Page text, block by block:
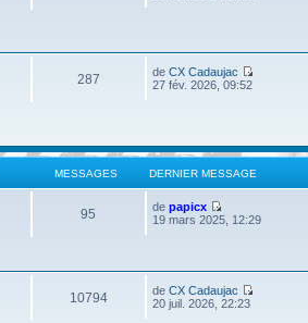
287 deCX Cadaujac
27 fév. 2026, 09:52
MESSAGES DERNIER MESSAGE
95 depapicx
19 mars 2025, 12:29
10794 deCX Cadaujac
20 juil. 2026, 22:23